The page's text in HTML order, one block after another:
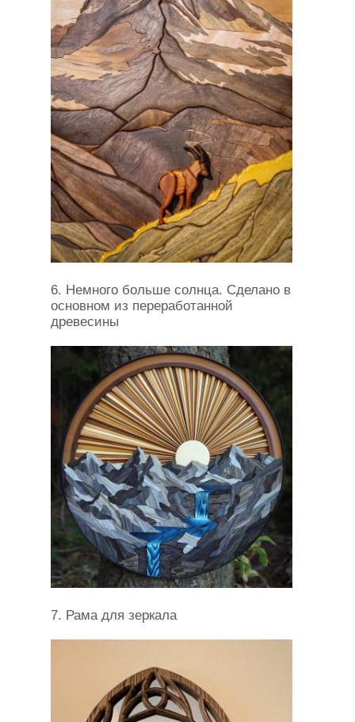
6. Немного больше солнца. Сделано в
основном из переработанной
древесины
7. Рама для зеркала